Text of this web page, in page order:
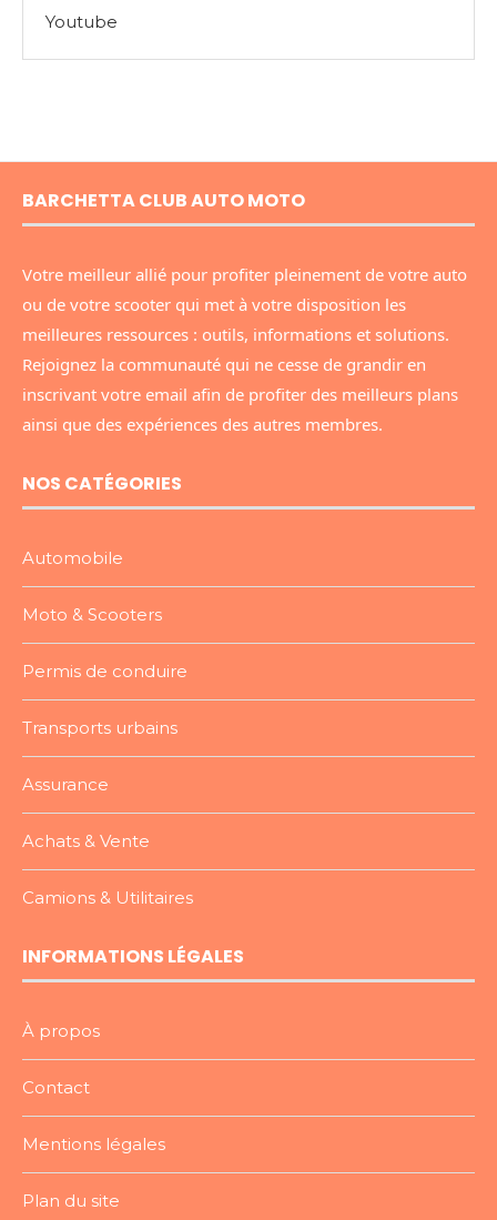
Youtube
BARCHETTA CLUB AUTO MOTO
Votre meilleur allié pour profiter pleinement de votre auto
ou de votre scooter qui met à votre disposition les
meilleures ressources : outils, informations et solutions.
Rejoignez la communauté qui ne cesse de grandir en
inscrivant votre email afin de profiter des meilleurs plans
ainsi que des expériences des autres membres.
NOS CATÉGORIES
Automobile
Moto & Scooters
Permis de conduire
Transports urbains
Assurance
Achats & Vente
Camions & Utilitaires
INFORMATIONS LÉGALES
À propos
Contact
Mentions légales
Plan du site